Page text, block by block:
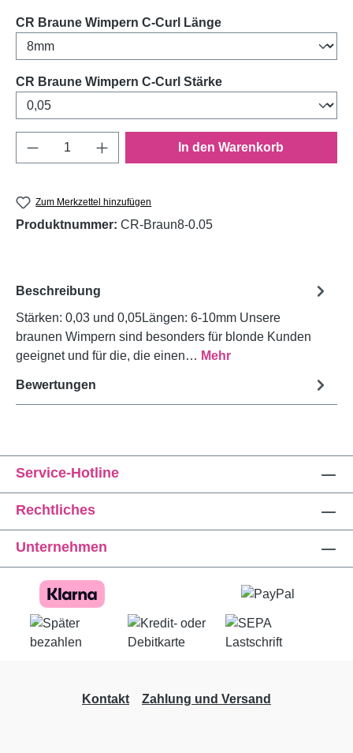
CR Braune Wimpern C-Curl Längeauswählen
CR Braune Wimpern C-Curl Stärkeauswählen
Produkt Anzahl: Gib den gewünschten
In den Warenkorb
Zum Merkzettel hinzufügen
Produktnummer: CR-Braun8-0.05
Beschreibung
Stärken: 0,03 und 0,05Längen: 6-10mm Unsere
braunen Wimpern sind besonders für blonde Kunden
geeignet und für die, die einen… Mehr
Bewertungen
Service-Hotline
Rechtliches
Unternehmen
Kontakt Zahlung und Versand